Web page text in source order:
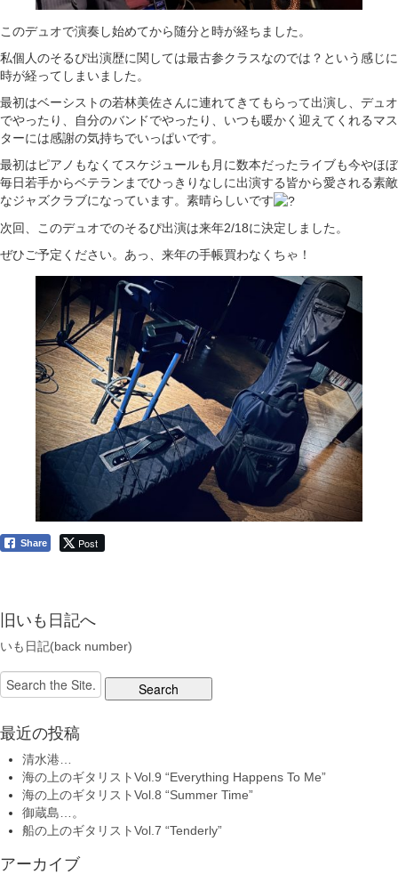
このデュオで演奏し始めてから随分と時が経ちました。
私個人のそるぴ出演歴に関しては最古参クラスなのでは？という感じに
時が経ってしまいました。
最初はベーシストの若林美佐さんに連れてきてもらって出演し、デュオ
でやったり、自分のバンドでやったり、いつも暖かく迎えてくれるマス
ターには感謝の気持ちでいっぱいです。
最初はピアノもなくてスケジュールも月に数本だったライブも今やほぼ
毎日若手からベテランまでひっきりなしに出演する皆から愛される素敵
なジャズクラブになっています。素晴らしいです
次回、このデュオでのそるぴ出演は来年2/18に決定しました。
ぜひご予定ください。あっ、来年の手帳買わなくちゃ！
Share Post
旧いも日記へ
いも日記(back number)
Search
for:
最近の投稿
清水港…
海の上のギタリストVol.9 “Everything Happens To Me”
海の上のギタリストVol.8 “Summer Time”
御蔵島…。
船の上のギタリストVol.7 “Tenderly”
アーカイブ